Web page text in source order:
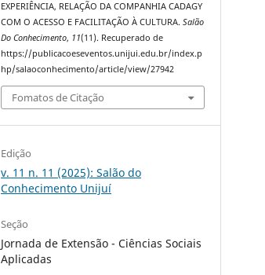
EXPERIÊNCIA, RELAÇÃO DA COMPANHIA CADAGY
COM O ACESSO E FACILITAÇÃO À CULTURA.Salão
Do Conhecimento, 11(11). Recuperado de
https://publicacoeseventos.unijui.edu.br/index.p
hp/salaoconhecimento/article/view/27942
Fomatos de Citação
Edição
v. 11 n. 11 (2025): Salão do
Conhecimento Unijuí
Seção
Jornada de Extensão - Ciências Sociais
Aplicadas